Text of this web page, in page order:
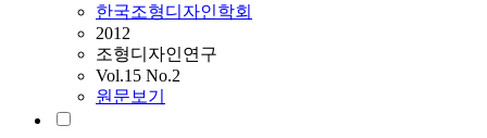
한국조형디자인학회
2012
조형디자인연구
Vol.15 No.2
원문보기